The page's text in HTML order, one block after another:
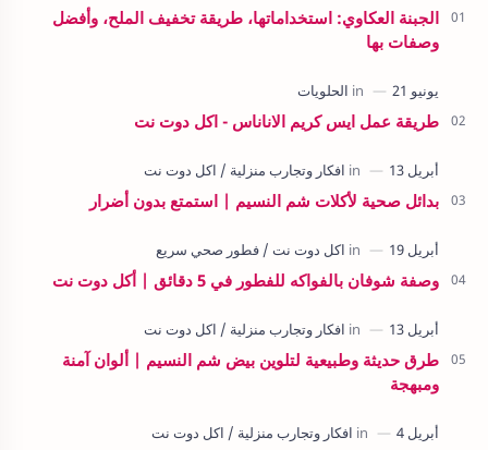
الجبنة العكاوي: استخداماتها، طريقة تخفيف الملح، وأفضل
وصفات بها
طريقة عمل ايس كريم الاناناس - اكل دوت نت
بدائل صحية لأكلات شم النسيم | استمتع بدون أضرار
وصفة شوفان بالفواكه للفطور في 5 دقائق | أكل دوت نت
طرق حديثة وطبيعية لتلوين بيض شم النسيم | ألوان آمنة
ومبهجة